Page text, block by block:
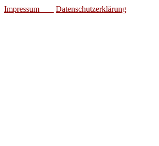
Impressum
Datenschutzerklärung